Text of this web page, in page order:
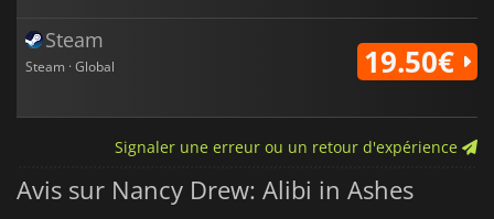
Steam
Steam · Global 19.50€
Signaler une erreur ou un retour d'expérience
Avis sur Nancy Drew: Alibi in Ashes